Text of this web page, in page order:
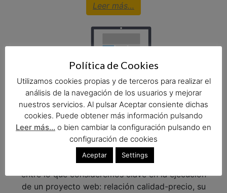
Leer más…
Diseño Web
Contamos con varios tipos de productos y
, buscando siempre el compromiso
entre lo que consideremos clave en la ejecución
de un proyecto web: relación calidad-precio, su
Política de Cookies
Utilizamos cookies propias y de terceros para realizar el
análisis de la navegación de los usuarios y mejorar
nuestros servicios. Al pulsar Aceptar consiente dichas
cookies. Puede obtener más información pulsando
Leer más... o bien cambiar la configuración pulsando en
configuración de cookies
Aceptar Settings